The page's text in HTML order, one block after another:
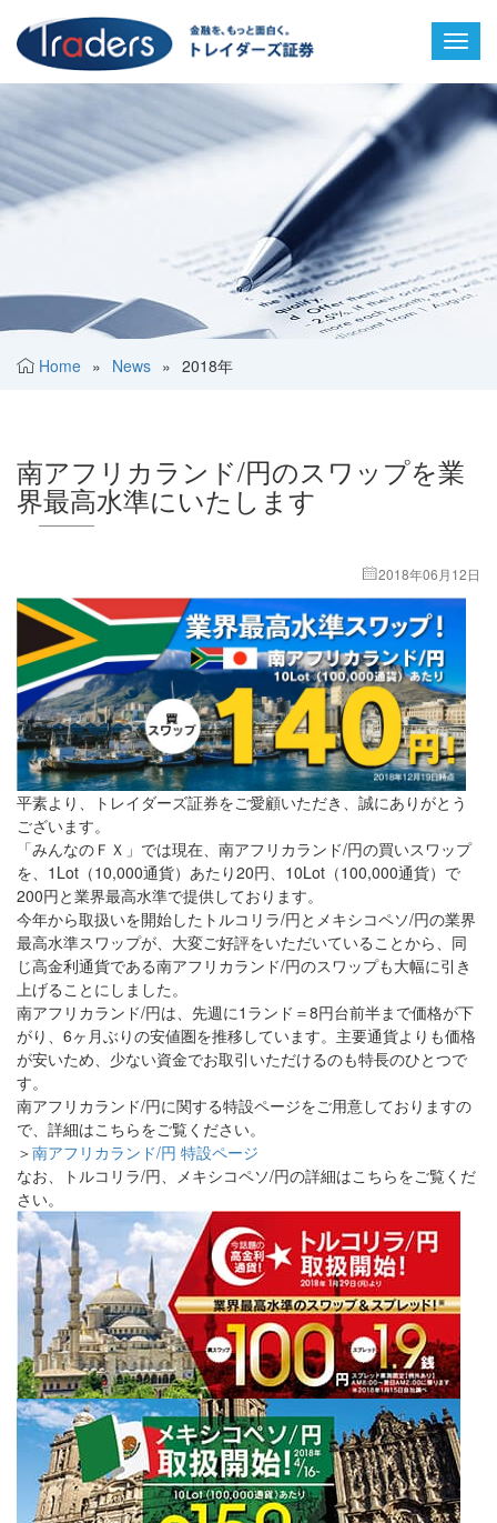
Home » News » 2018年
南アフリカランド/円のスワップを業
界最高水準にいたします
2018年06月12日
平素より、トレイダーズ証券をご愛顧いただき、誠にありがとう
ございます。
「みんなのＦＸ」では現在、南アフリカランド/円の買いスワップ
を、1Lot（10,000通貨）あたり20円、10Lot（100,000通貨）で
200円と業界最高水準で提供しております。
今年から取扱いを開始したトルコリラ/円とメキシコペソ/円の業界
最高水準スワップが、大変ご好評をいただいていることから、同
じ高金利通貨である南アフリカランド/円のスワップも大幅に引き
上げることにしました。
南アフリカランド/円は、先週に1ランド＝8円台前半まで価格が下
がり、6ヶ月ぶりの安値圏を推移しています。主要通貨よりも価格
が安いため、少ない資金でお取引いただけるのも特長のひとつで
す。
南アフリカランド/円に関する特設ページをご用意しておりますの
で、詳細はこちらをご覧ください。
＞南アフリカランド/円 特設ページ
なお、トルコリラ/円、メキシコペソ/円の詳細はこちらをご覧くだ
さい。